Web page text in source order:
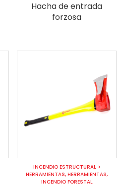
Hacha de entrada
forzosa
INCENDIO ESTRUCTURAL>
HERRAMIENTAS,HERRAMIENTAS,
INCENDIO FORESTAL